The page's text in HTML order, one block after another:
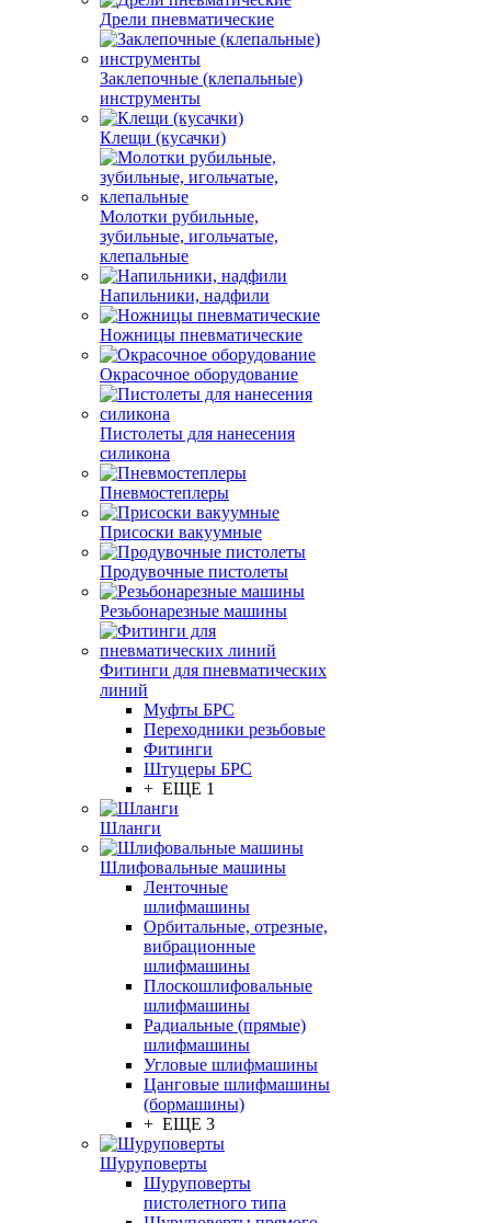
Дрели пневматические
Заклепочные (клепальные)
инструменты
Клещи (кусачки)
Молотки рубильные,
зубильные, игольчатые,
клепальные
Напильники, надфили
Ножницы пневматические
Окрасочное оборудование
Пистолеты для нанесения
силикона
Пневмостеплеры
Присоски вакуумные
Продувочные пистолеты
Резьбонарезные машины
Фитинги для пневматических
линий
Муфты БРС
Переходники резьбовые
Фитинги
Штуцеры БРС
+ ЕЩЕ 1
Шланги
Шлифовальные машины
Ленточные
шлифмашины
Орбитальные, отрезные,
вибрационные
шлифмашины
Плоскошлифовальные
шлифмашины
Радиальные (прямые)
шлифмашины
Угловые шлифмашины
Цанговые шлифмашины
(бормашины)
+ ЕЩЕ 3
Шуруповерты
Шуруповерты
пистолетного типа